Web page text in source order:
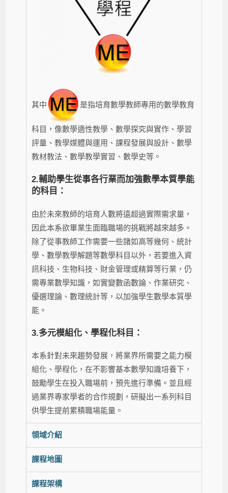
其中 是指培育數學教師專用的數學教育
科目，像數學適性教學、數學探究與實作、學習
評量、教學媒體與運用、課程發展與設計、數學
教材教法、數學教學實習、數學史等。
2.輔助學生從事各行業而加強數學本質學能
的科目：
由於未來教師的培育人數將遠超過實際需求量，
因此本系欲畢業生面臨職場的挑戰將越來越多。
除了從事教師工作需要一些諸如高等幾何、統計
學、數學教學解題等數學科目以外，若要進入資
訊科技、生物科技、財金管理或精算等行業，仍
需專業數學知識，如實變數函數論、作業研究、
優選理論、數理統計等，以加強學生數學本質學
能。
3.多元模組化、學程化科目：
本系針對未來趨勢發展，將業界所需要之能力模
組化、學程化，在不影響基本數學知識培養下，
鼓勵學生在投入職場前，預先進行準備。並且經
過業界專家學者的合作規劃，研擬出一系列科目
供學生提前累積職場能量。
領域介紹
課程地圖
課程架構